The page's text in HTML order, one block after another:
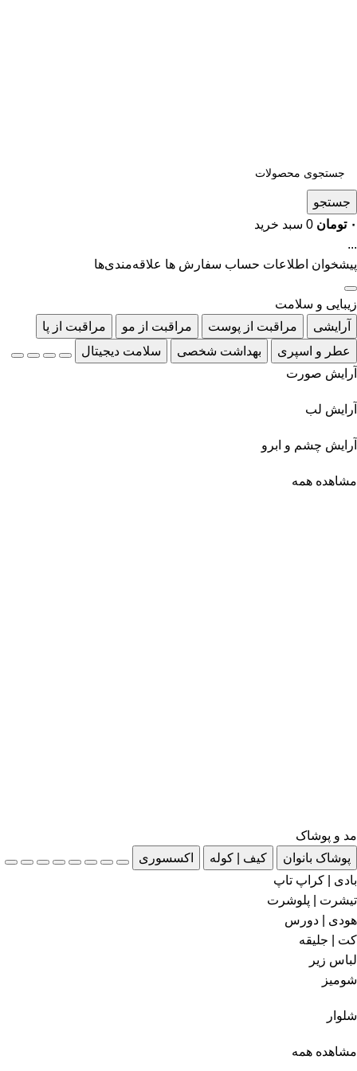
جستجو
۰ تومان 0 سبد خرید
...
پیشخوان اطلاعات حساب سفارش ها علاقه‌مندی‌ها
زیبایی و سلامت
آرایشی
مراقبت از پوست مراقبت از مو
مراقبت از پا
عطر و اسپری
بهداشت شخصی
سلامت دیجیتال
آرایش صورت
آرایش لب
آرایش چشم و ابرو
مشاهده همه
مد و پوشاک
پوشاک بانوان
کیف | کوله
اکسسوری
بادی | کراپ تاپ
تیشرت | پلوشرت
هودی | دورس
کت | جلیقه
لباس زیر
شومیز
شلوار
مشاهده همه